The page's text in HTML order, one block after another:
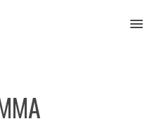
MENU